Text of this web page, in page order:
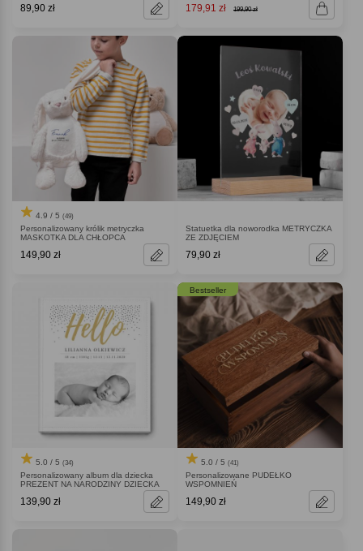
89,90 zł 179,91 zł 199,90 zł
4.9 / 5 (49)
Personalizowany królik metryczka
MASKOTKA DLA CHŁOPCA
149,90 zł
Statuetka dla noworodka METRYCZKA
ZE ZDJĘCIEM
79,90 zł
5.0 / 5 (34)
Personalizowany album dla dziecka
PREZENT NA NARODZINY DZIECKA
139,90 zł
Bestseller
5.0 / 5 (41)
Personalizowane PUDEŁKO
WSPOMNIEŃ
149,90 zł